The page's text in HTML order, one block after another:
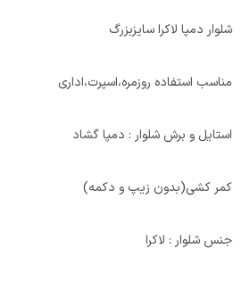
شلوار دمپا لاکرا سایزبزرگ
مناسب استفاده روزمره،اسپرت،اداری
استایل و برش شلوار : دمپا گشاد
کمر کشی(بدون زیپ و دکمه)
جنس شلوار : لاکرا